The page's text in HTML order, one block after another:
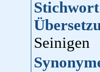
Seinigen